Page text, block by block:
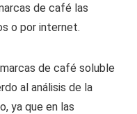
de café las
o por internet.
de café soluble
al análisis de la
ya que en las